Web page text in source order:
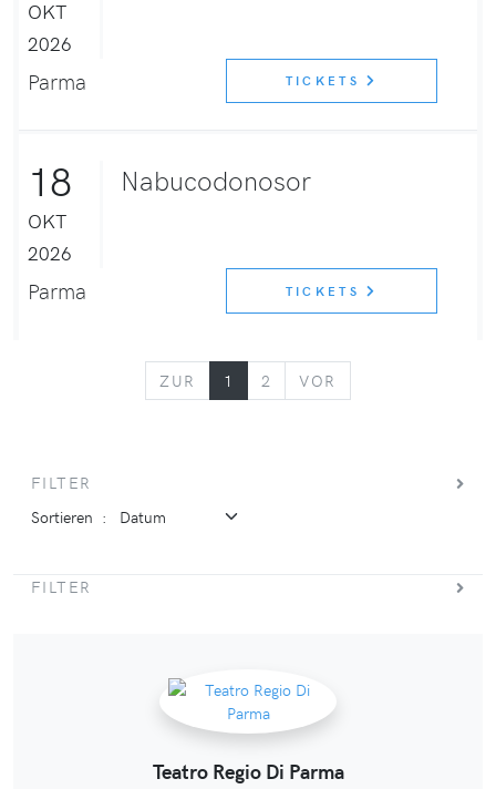
OKT
2026
Parma TICKETS
18
OKT
2026
Nabucodonosor
Parma TICKETS
ZUR ZURÜCK
1 2 VOR
FILTER
Sortieren :
FILTER
Teatro Regio Di Parma